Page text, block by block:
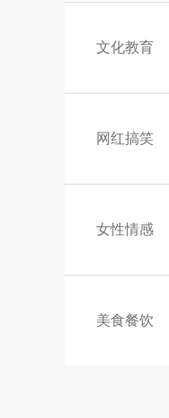
文化教育
网红搞笑
女性情感
美食餐饮